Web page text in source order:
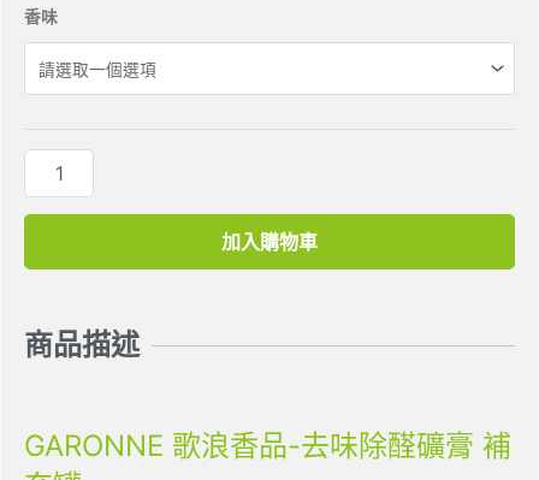
香味
加入購物車
商品描述
GARONNE 歌浪香品-去味除醛礦膏 補